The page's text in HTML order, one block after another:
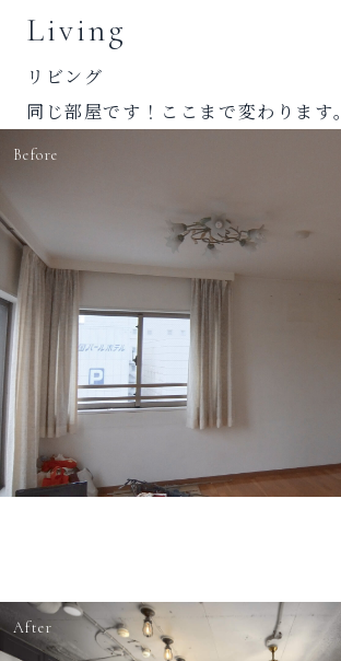
Living
リビング
同じ部屋です！ここまで変わります。
Before
After